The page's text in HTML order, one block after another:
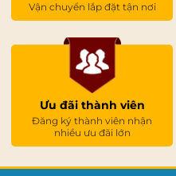
Vận chuyển lắp đặt tận nơi
Ưu đãi thành viên
Đăng ký thành viên nhận
nhiều ưu đãi lớn